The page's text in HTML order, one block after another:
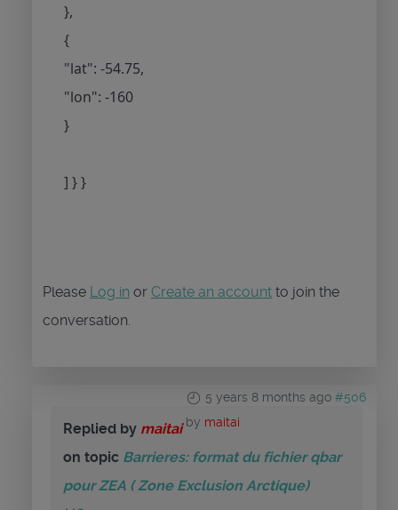
},
{
"lat": -54.75,
"lon": -160
}
] } }
Please Log in or Create an account to join the
conversation.
5 years 8 months ago #506
by maitai
Replied by maitai
on topic Barrieres: format du fichier qbar
pour ZEA ( Zone Exclusion Arctique)